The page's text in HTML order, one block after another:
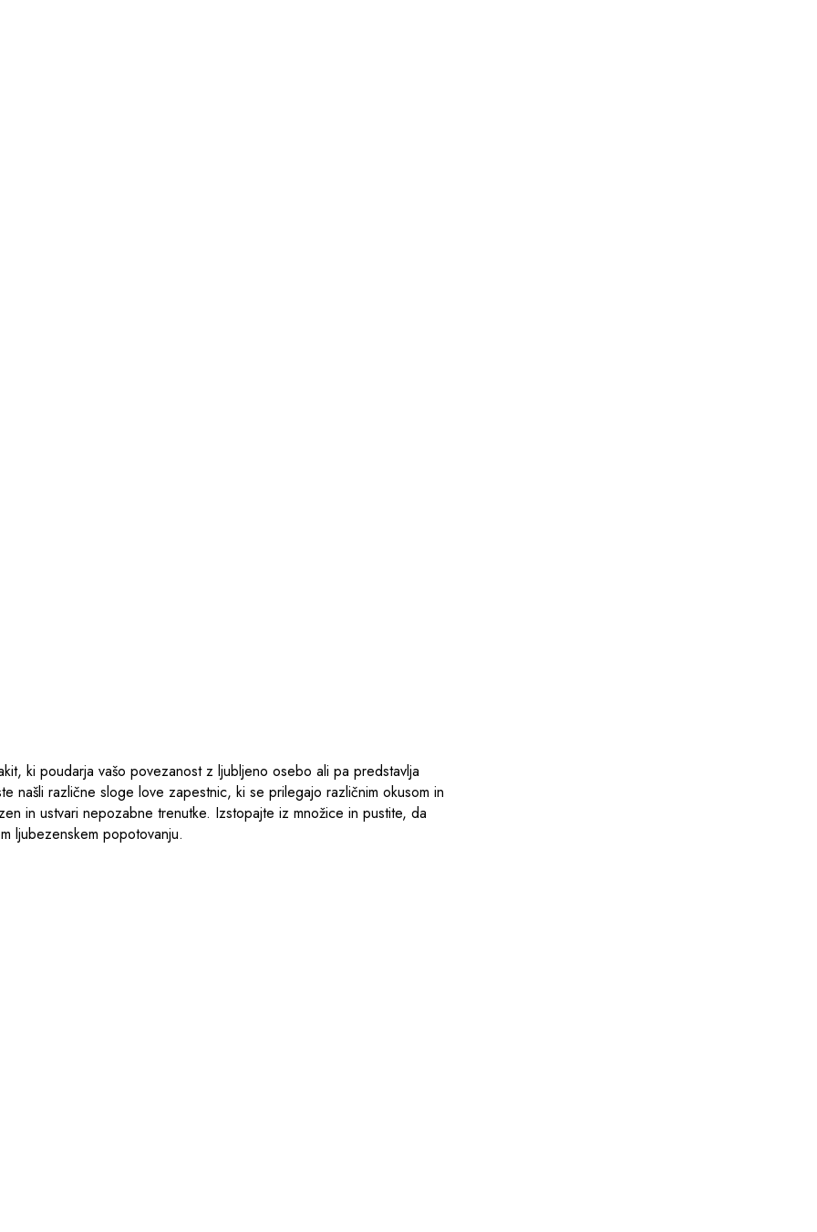
ki poudarja vašo povezanost z ljubljeno osebo ali pa predstavlja
različne sloge love zapestnic, ki se prilegajo različnim okusom in
in ustvari nepozabne trenutke. Izstopajte iz množice in pustite, da
ljubezenskem popotovanju.